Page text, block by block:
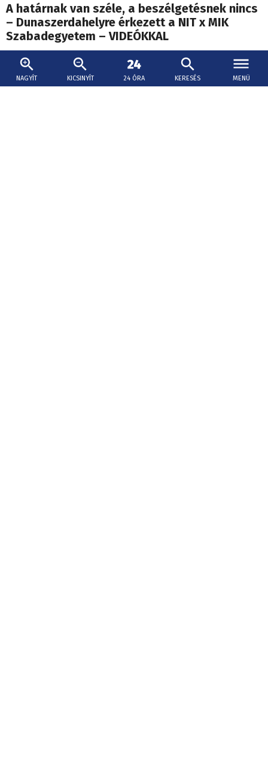
NAGYÍT KICSINYÍT 24 ÓRA KERESÉS MENÜ
A határnak van széle, a beszélgetésnek nincs
– Dunaszerdahelyre érkezett a NIT x MIK
Szabadegyetem – VIDEÓKKAL
Közélet, közösségépítés, fejlődés és határokon átívelő
párbeszéd, idén először külhoni helyszínen,
Dunaszerdahelyen is programokkal várta a fiatalokat a